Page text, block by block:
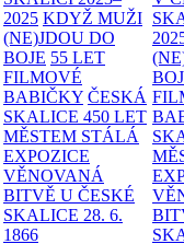
2025 KDYŽ MUŽI
(NE)JDOU DO
BOJE 55 LET
FILMOVÉ
BABIČKY ČESKÁ
SKALICE 450 LET
MĚSTEM STÁLÁ
EXPOZICE
VĚNOVANÁ
BITVĚ U ČESKÉ
SKALICE 28. 6.
1866